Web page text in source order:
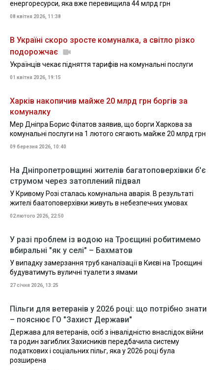
енергоресурси, яка вже перевищила 44 млрд грн
08 квітня 2026, 11:38
В Україні скоро зросте комуналка, а світло різко
подорожчає
Українців чекає підняття тарифів на комунальні послуги
01 квітня 2026, 19:15
Харків накопичив майже 20 млрд грн боргів за
комуналку
Мер Дніпра Борис Філатов заявив, що борги Харкова за
комунальні послуги на 1 лютого сягають майже 20 млрд грн
09 березня 2026, 10:40
На Дніпропетровщині жителів багатоповерхівки б'є
струмом через затоплений підвал
У Кривому Розі сталась комунальна аварія. В результаті
жителі баатоповерхівки живуть в небезпечних умовах
02 лютого 2026, 22:50
У разі проблем із водою на Троєщині робитимемо
вбиральні "як у селі" – Бахматов
У випадку замерзання труб каналізації в Києві на Троєщині
будуватимуть вуличні туалети з ямами
27 січня 2026, 13:25
Пільги для ветеранів у 2026 році: що потрібно знати
– пояснює ГО "Захист Держави"
Держава для ветеранів, осіб з інвалідністю внаслідок війни
та родин загиблих Захисників передбачила систему
податкових і соціальних пільг, яка у 2026 році була
розширена